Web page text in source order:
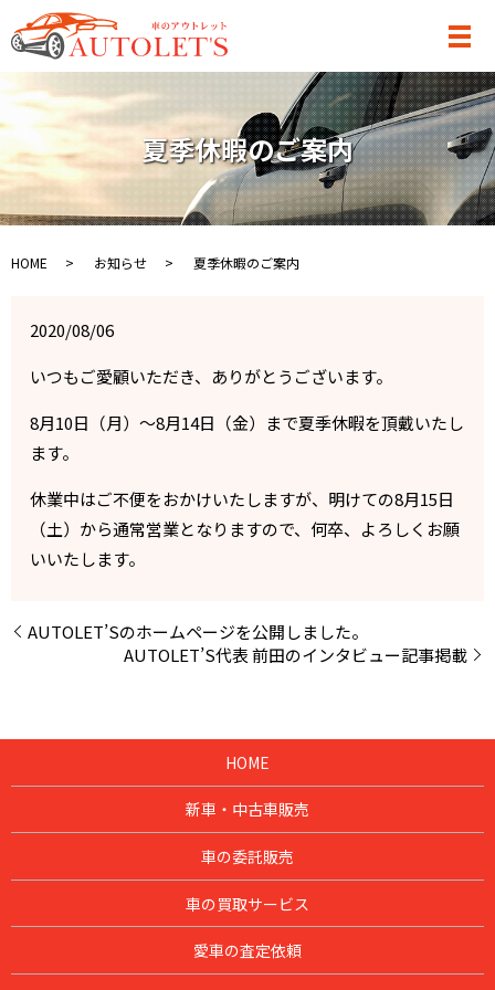
メ
夏季休暇のご案内
HOME お知らせ 夏季休暇のご案内
2020/08/06
いつもご愛顧いただき、ありがとうございます。
8月10日（月）～8月14日（金）まで夏季休暇を頂戴いたし
ます。
休業中はご不便をおかけいたしますが、明けての8月15日
（土）から通常営業となりますので、何卒、よろしくお願
いいたします。
AUTOLET’Sのホームページを公開しました。
AUTOLET’S代表 前田のインタビュー記事掲載
HOME
新車・中古車販売
車の委託販売
車の買取サービス
愛車の査定依頼